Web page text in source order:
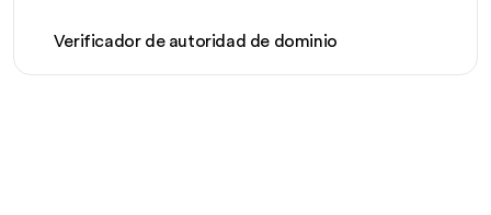
Verificador de autoridad de dominio